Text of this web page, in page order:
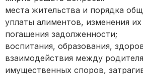
места жительства и порядка
уплаты алиментов, изменения
погашения задолженности;
воспитания, образования,
взаимодействия между
имущественных споров,